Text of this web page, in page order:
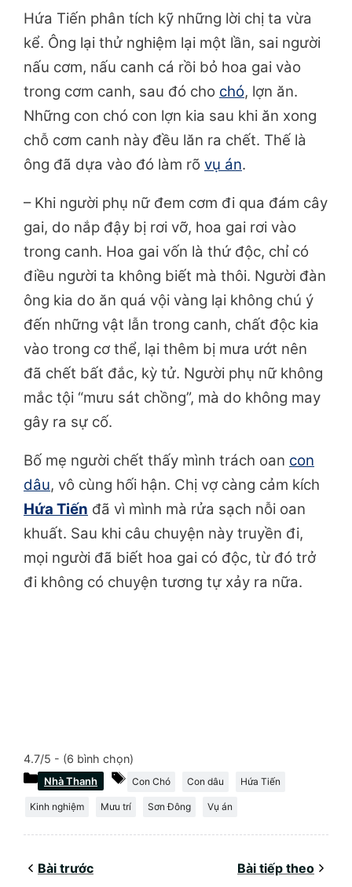
Hứa Tiến phân tích kỹ những lời chị ta vừa
kể. Ông lại thử nghiệm lại một lần, sai người
nấu cơm, nấu canh cá rồi bỏ hoa gai vào
trong cơm canh, sau đó cho chó, lợn ăn.
Những con chó con lợn kia sau khi ăn xong
chỗ cơm canh này đều lăn ra chết. Thế là
ông đã dựa vào đó làm rõ vụ án.
– Khi người phụ nữ đem cơm đi qua đám cây
gai, do nắp đậy bị rơi vỡ, hoa gai rơi vào
trong canh. Hoa gai vốn là thứ độc, chỉ có
điều người ta không biết mà thôi. Người đàn
ông kia do ăn quá vội vàng lại không chú ý
đến những vật lẫn trong canh, chất độc kia
vào trong cơ thể, lại thêm bị mưa ướt nên
đã chết bất đắc, kỳ tử. Người phụ nữ không
mắc tội “mưu sát chồng”, mà do không may
gây ra sự cố.
Bố mẹ người chết thấy mình trách oan con
dâu, vô cùng hối hận. Chị vợ càng cảm kích
Hứa Tiến đã vì mình mà rửa sạch nỗi oan
khuất. Sau khi câu chuyện này truyền đi,
mọi người đã biết hoa gai có độc, từ đó trở
đi không có chuyện tương tự xảy ra nữa.
4.7/5 - (6 bình chọn)
Danh
mục
Nhà Thanh Thẻ
Con Chó Con dâu Hứa Tiến
Kinh nghiệm Mưu trí Sơn Đông Vụ án